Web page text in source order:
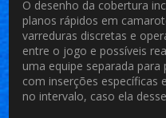
O desenho da cobertura
planos rápidos em
varreduras discretas e
entre o jogo e possíveis
uma equipe separada
com inserções específicas
no intervalo, caso ela